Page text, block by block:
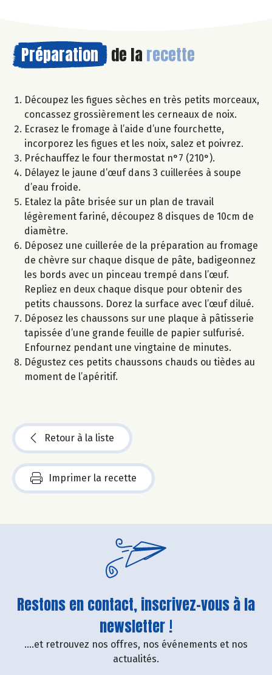
Préparation de la recette
Découpez les figues sèches en très petits morceaux,
concassez grossièrement les cerneaux de noix.
Ecrasez le fromage à l’aide d’une fourchette,
incorporez les figues et les noix, salez et poivrez.
Préchauffez le four thermostat n°7 (210°).
Délayez le jaune d’œuf dans 3 cuillerées à soupe
d’eau froide.
Etalez la pâte brisée sur un plan de travail
légèrement fariné, découpez 8 disques de 10cm de
diamètre.
Déposez une cuillerée de la préparation au fromage
de chèvre sur chaque disque de pâte, badigeonnez
les bords avec un pinceau trempé dans l’œuf.
Repliez en deux chaque disque pour obtenir des
petits chaussons. Dorez la surface avec l’œuf dilué.
Déposez les chaussons sur une plaque à pâtisserie
tapissée d’une grande feuille de papier sulfurisé.
Enfournez pendant une vingtaine de minutes.
Dégustez ces petits chaussons chauds ou tièdes au
moment de l’apéritif.
Retour à la liste
Imprimer la recette
Restons en contact, inscrivez-vous à la
newsletter !
....et retrouvez nos offres, nos événements et nos
actualités.